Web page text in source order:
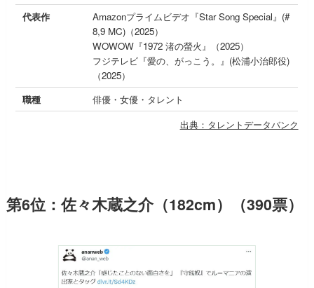
代表作
Amazonプライムビデオ『Star Song Special』(#
8,9 MC)（2025）
WOWOW『1972 渚の螢火』（2025）
フジテレビ『愛の、がっこう。』(松浦小治郎役)
（2025）
職種
俳優・女優・タレント
出典：タレントデータバンク
第6位：佐々木蔵之介（182cm）（390票）